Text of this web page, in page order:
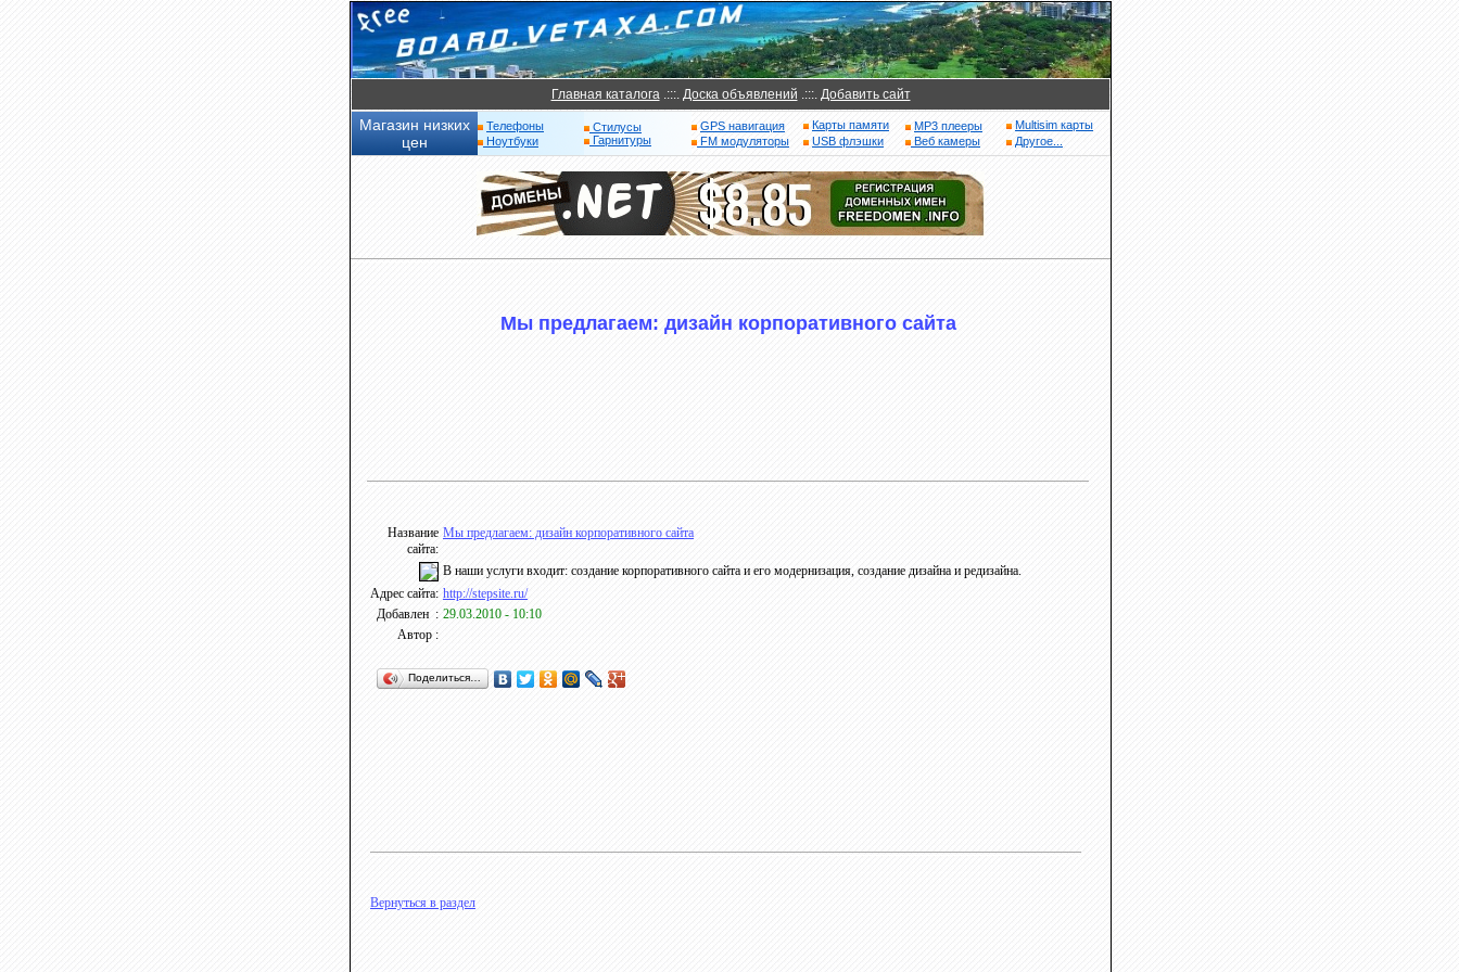
Главная каталога.:::. Доска объявлений .:::. Добавить сайт
Магазин низких
цен
Телефоны
Ноутбуки
Стилусы
Гарнитуры
GPS навигация
FM модуляторы
Карты памяти
USB флэшки
MP3 плееры
Веб камеры
Multisim карты
Другое...
Мы предлагаем: дизайн корпоративного сайта
Название
сайта:
Мы предлагаем: дизайн корпоративного сайта
В наши услуги входит: создание корпоративного сайта и его модернизация, создание дизайна и редизайна.
Адрес сайта: http://stepsite.ru/
Добавлен : 29.03.2010 - 10:10
Автор :
Поделиться…
Вернуться в раздел